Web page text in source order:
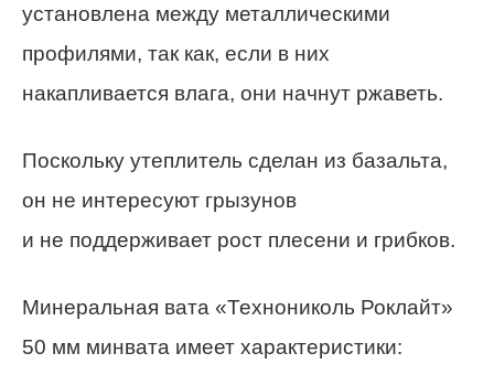
установлена ​​между металлическими
профилями, так как, если в них
накапливается влага, они начнут ржаветь.
Поскольку утеплитель сделан из базальта,
он не интересуют грызунов
и не поддерживает рост плесени и грибков.
Минеральная вата «Технониколь Роклайт»
50 мм минвата имеет характеристики: